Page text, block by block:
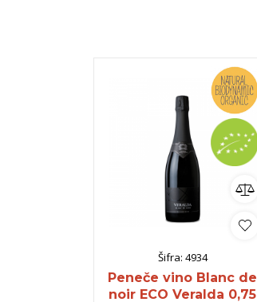
Šifra: 4934
Peneče vino Blanc de
noir ECO Veralda 0,75